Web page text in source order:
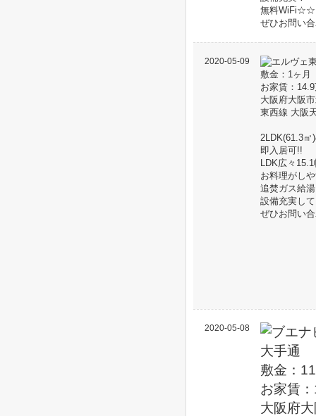
無料WiFi☆☆
ぜひお問い
2020-05-09
敷金：1ヶ
お家賃：
大阪府大阪
東西線 大阪
2LDK(61.3㎡
即入居可!!
LDK広々
お料理がし
追焚ガス給
設備充実し
ぜひお問い
2020-05-08
敷金：
お家賃
大阪府